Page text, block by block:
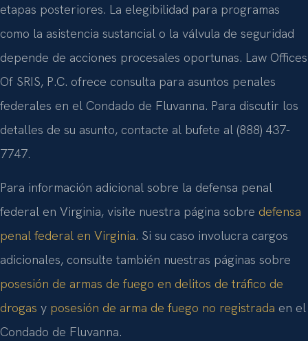
etapas posteriores. La elegibilidad para programas
como la asistencia sustancial o la válvula de seguridad
depende de acciones procesales oportunas. Law Offices
Of SRIS, P.C. ofrece consulta para asuntos penales
federales en el Condado de Fluvanna. Para discutir los
detalles de su asunto, contacte al bufete al (888) 437-
7747.
Para información adicional sobre la defensa penal
federal en Virginia, visite nuestra página sobre defensa
penal federal en Virginia. Si su caso involucra cargos
adicionales, consulte también nuestras páginas sobre
posesión de armas de fuego en delitos de tráfico de
drogas y posesión de arma de fuego no registrada en el
Condado de Fluvanna.